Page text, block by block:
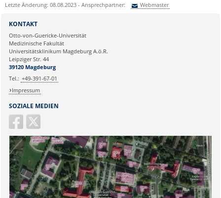
Letzte Änderung: 08.08.2023 - Ansprechpartner: Webmaster
Ihre E-Mailadresse:
Ihr Anliegen:
SOZIALE MEDIEN
KONTAKT
Otto-von-Guericke-Universität
Medizinische Fakultät
Universitätsklinikum Magdeburg A.ö.R.
Leipziger Str. 44
39120 Magdeburg
Tel.: +49-391-67-01
Impressum